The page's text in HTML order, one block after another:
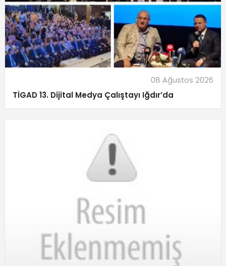
08 Ağustos 2026
TİGAD 13. Dijital Medya Çalıştayı Iğdır’da